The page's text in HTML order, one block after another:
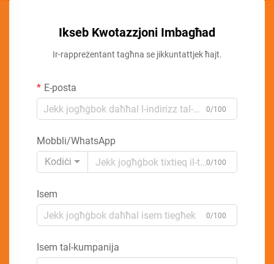
Ikseb Kwotazzjoni Imbagħad
Ir-rappreżentant tagħna se jikkuntattjek ħajt.
E-posta
0/100
Mobbli/WhatsApp
Kodiċi
0/100
Isem
0/100
Isem tal-kumpanija